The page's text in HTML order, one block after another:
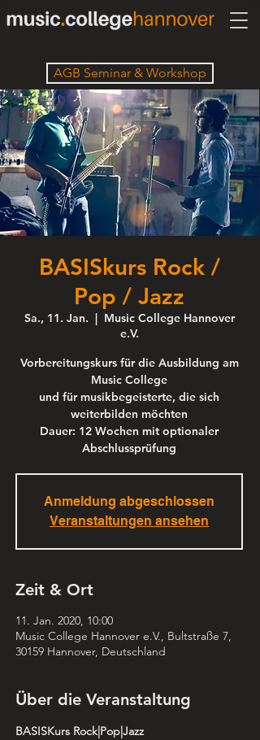
AGB Seminar & Workshop
BASISkurs Rock /
Pop / Jazz
Sa., 11. Jan.
  |
Music College Hannover
e.V.
Vorbereitungskurs für die Ausbildung am
Music College
und für musikbegeisterte, die sich
weiterbilden möchten
Dauer: 12 Wochen mit optionaler
Abschlussprüfung
Anmeldung abgeschlossen
Veranstaltungen ansehen
Zeit & Ort
11. Jan. 2020, 10:00
Music College Hannover e.V., Bultstraße 7,
30159 Hannover, Deutschland
Über die Veranstaltung
BASISKurs Rock|Pop|Jazz